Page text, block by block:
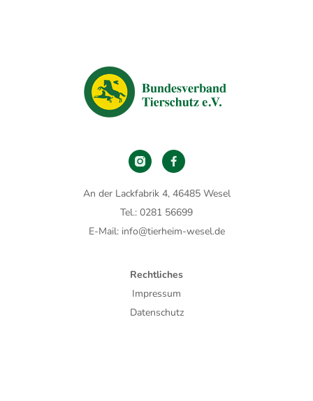
An der Lackfabrik 4, 46485 Wesel
Tel.: 0281 56699
E-Mail: info@tierheim-wesel.de
Rechtliches
Impressum
Datenschutz